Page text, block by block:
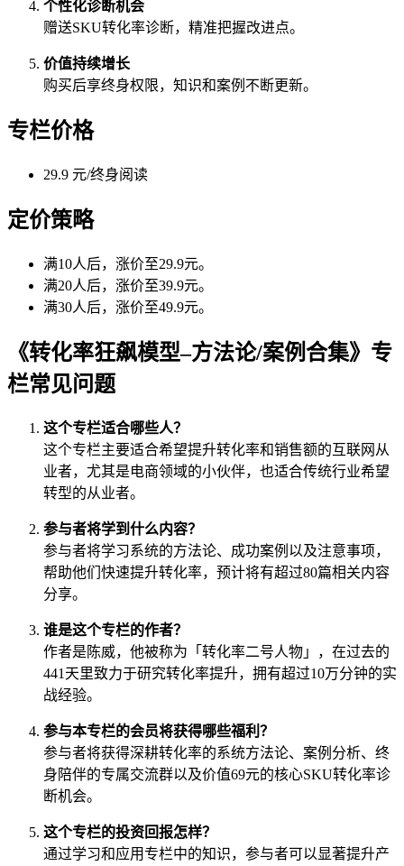
个性化诊断机会
赠送SKU转化率诊断，精准把握改进点。
价值持续增长
购买后享终身权限，知识和案例不断更新。
专栏价格
29.9 元/终身阅读
定价策略
满10人后，涨价至29.9元。
满20人后，涨价至39.9元。
满30人后，涨价至49.9元。
《转化率狂飙模型–方法论/案例合集》专
栏常见问题
这个专栏适合哪些人？
这个专栏主要适合希望提升转化率和销售额的互联网从
业者，尤其是电商领域的小伙伴，也适合传统行业希望
转型的从业者。
参与者将学到什么内容？
参与者将学习系统的方法论、成功案例以及注意事项，
帮助他们快速提升转化率，预计将有超过80篇相关内容
分享。
谁是这个专栏的作者？
作者是陈威，他被称为「转化率二号人物」，在过去的
441天里致力于研究转化率提升，拥有超过10万分钟的实
战经验。
参与本专栏的会员将获得哪些福利？
参与者将获得深耕转化率的系统方法论、案例分析、终
身陪伴的专属交流群以及价值69元的核心SKU转化率诊
断机会。
这个专栏的投资回报怎样？
通过学习和应用专栏中的知识，参与者可以显著提升产